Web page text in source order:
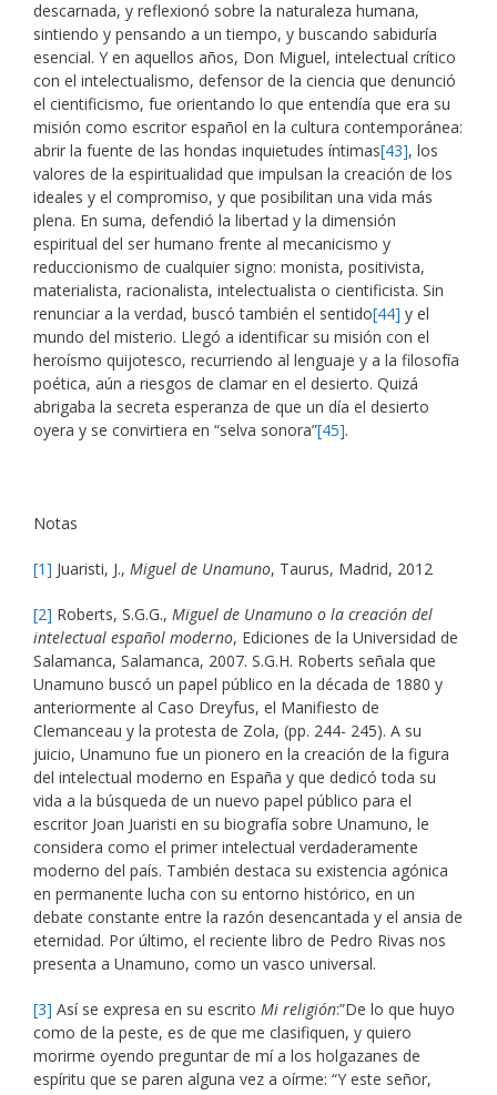
descarnada, y reflexionó sobre la naturaleza humana,
sintiendo y pensando a un tiempo, y buscando sabiduría
esencial. Y en aquellos años, Don Miguel, intelectual crítico
con el intelectualismo, defensor de la ciencia que denunció
el cientificismo, fue orientando lo que entendía que era su
misión como escritor español en la cultura contemporánea:
abrir la fuente de las hondas inquietudes íntimas[43], los
valores de la espiritualidad que impulsan la creación de los
ideales y el compromiso, y que posibilitan una vida más
plena. En suma, defendió la libertad y la dimensión
espiritual del ser humano frente al mecanicismo y
reduccionismo de cualquier signo: monista, positivista,
materialista, racionalista, intelectualista o cientificista. Sin
renunciar a la verdad, buscó también el sentido[44] y el
mundo del misterio. Llegó a identificar su misión con el
heroísmo quijotesco, recurriendo al lenguaje y a la filosofía
poética, aún a riesgos de clamar en el desierto. Quizá
abrigaba la secreta esperanza de que un día el desierto
oyera y se convirtiera en “selva sonora”[45].
Notas
[1] Juaristi, J., Miguel de Unamuno, Taurus, Madrid, 2012
[2] Roberts, S.G.G., Miguel de Unamuno o la creación del
intelectual español moderno, Ediciones de la Universidad de
Salamanca, Salamanca, 2007. S.G.H. Roberts señala que
Unamuno buscó un papel público en la década de 1880 y
anteriormente al Caso Dreyfus, el Manifiesto de
Clemanceau y la protesta de Zola, (pp. 244- 245). A su
juicio, Unamuno fue un pionero en la creación de la figura
del intelectual moderno en España y que dedicó toda su
vida a la búsqueda de un nuevo papel público para el
escritor Joan Juaristi en su biografía sobre Unamuno, le
considera como el primer intelectual verdaderamente
moderno del país. También destaca su existencia agónica
en permanente lucha con su entorno histórico, en un
debate constante entre la razón desencantada y el ansia de
eternidad. Por último, el reciente libro de Pedro Rivas nos
presenta a Unamuno, como un vasco universal.
[3] Así se expresa en su escrito Mi religión:”De lo que huyo
como de la peste, es de que me clasifiquen, y quiero
morirme oyendo preguntar de mí a los holgazanes de
espíritu que se paren alguna vez a oírme: “Y este señor,